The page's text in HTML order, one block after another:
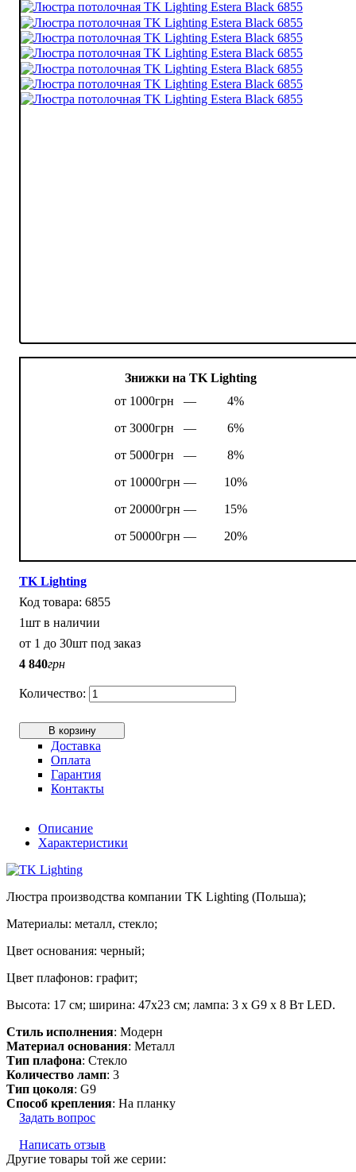
Знижки на TK Lighting
от 1000грн —
4%
от 3000грн —
6%
от 5000грн —
8%
от 10000грн —
10%
от 20000грн —
15%
от 50000грн —
20%
TK Lighting
6855
1шт в наличии
от 1 до 30шт под заказ
4 840грн
В корзину
Доставка
Оплата
Гарантия
Контакты
Описание
Характеристики
Люстра производства компании TK Lighting (Польша);
Материалы: металл, стекло;
Цвет основания: черный;
Цвет плафонов: графит;
Высота: 17 см; ширина: 47х23 см; лампа: 3 х G9 х 8 Вт LED.
Стиль исполнения: Модерн
Материал основания: Металл
Тип плафона: Стекло
Количество ламп: 3
Тип цоколя: G9
Способ крепления: На планку
Задать вопрос
Написать отзыв
Другие товары той же серии: